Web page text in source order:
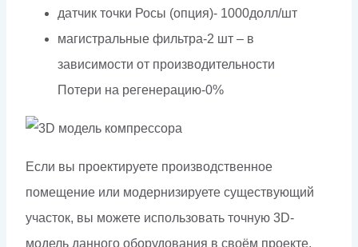
датчик точки Росы (опция)- 1000долл/шт
магистральные фильтра-2 шт – в
зависимости от производительности
Потери на регенерацию-0%
Если вы проектируете производственное
помещение или модернизируете существующий
участок, вы можете использовать точную 3D-
модель данного оборудования в своём проекте.